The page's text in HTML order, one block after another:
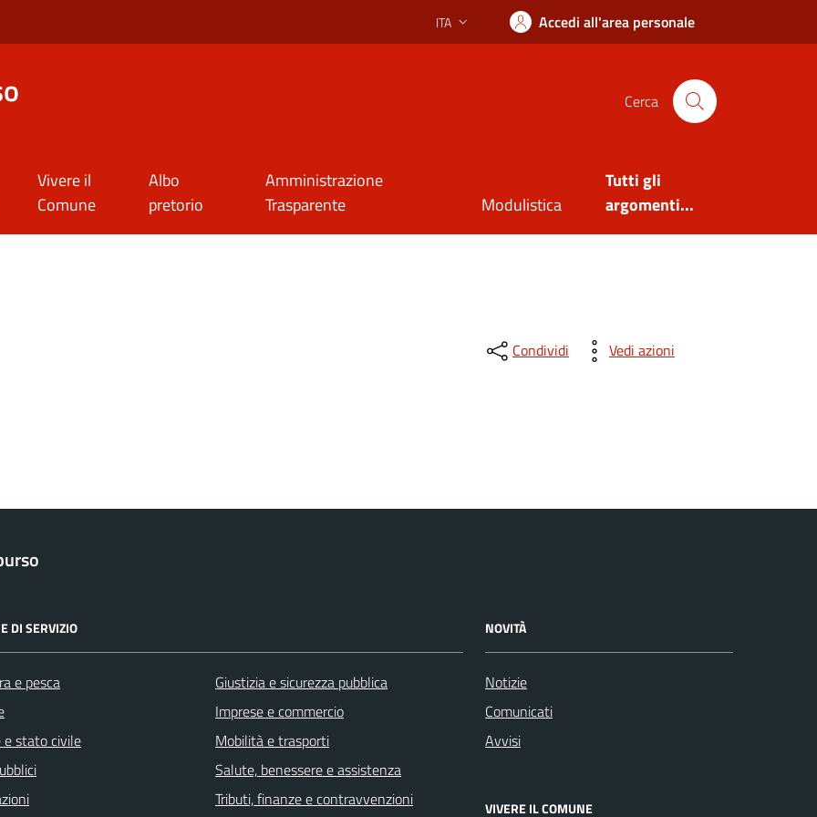
Lingua attiva:
ITA Accedi all'area personale
Cerca
Vivere il
Comune
Albo
pretorio
Amministrazione
Trasparente
Modulistica
Tutti gli
argomenti...
Condividi Vedi azioni
DI SERVIZIO
e pesca
e stato civile
Giustizia e sicurezza pubblica
Imprese e commercio
Mobilità e trasporti
Salute, benessere e assistenza
Tributi, finanze e contravvenzioni
NOVITÀ
Notizie
Comunicati
Avvisi
VIVERE IL COMUNE